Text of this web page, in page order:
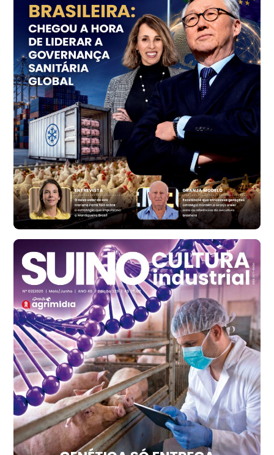
Ovo Vermelho - Regional
Vermelho
R$ 159,31
cx
Ovo Branco - Regional
Bastos (SP)
R$ 134,40
cx
Ovo Vermelho - Regional
Bastos (SP)
R$ 147,87
cx
Frango - Indicador
SP
R$ 7,13
kg
Frango - Indicador
SP
R$ 7,15
kg
Trigo Atacado - Regional
PR
R$ 1.414,20
t
Trigo Atacado - Regional
RS
R$ 1.314,40